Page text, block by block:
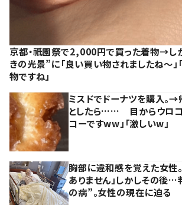
京都・祇園祭で2,000円で買った着物→
きの光景”に「良い買い物されましたね～」
物ですね」
ミスドでドーナツを購入。→
としたら…… 目からウロコ
コーですww」「激しいw」
胸部に違和感を覚えた女性
ありません」しかしその後
の病”。女性の現在に迫る